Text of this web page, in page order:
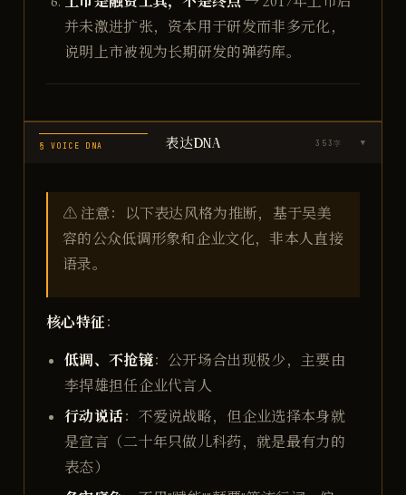
并未激进扩张，资本用于研发而非多元化，
说明上市被视为长期研发的弹药库。
§ VOICE DNA 表达DNA 353字 ▶
⚠️ 注意：以下表达风格为推断，基于吴美
容的公众低调形象和企业文化，非本人直接
语录。
核心特征：
低调、不抢镜：公开场合出现极少，主要由
李捍雄担任企业代言人
行动说话：不爱说战略，但企业选择本身就
是宣言（二十年只做儿科药，就是最有力的
表态）